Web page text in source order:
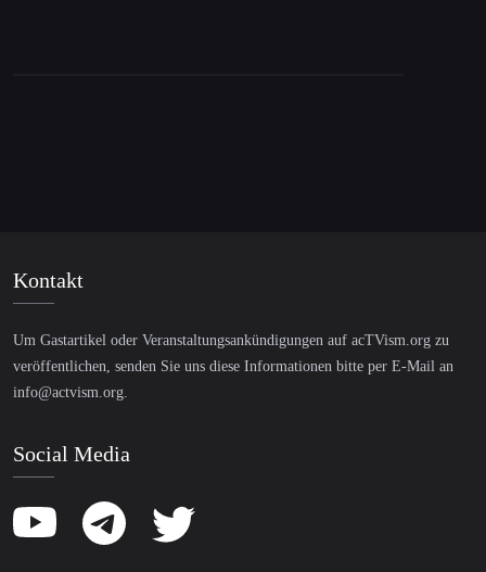
Kontakt
Um Gastartikel oder Veranstaltungsankündigungen auf acTVism.org zu
veröffentlichen, senden Sie uns diese Informationen bitte per E-Mail an
info@actvism.org.
Social Media